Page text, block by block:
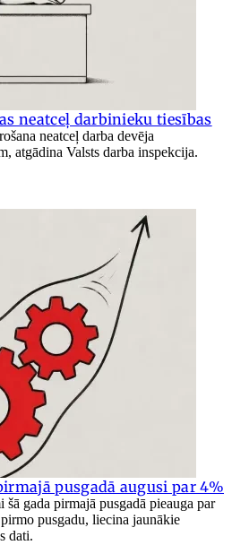
neatceļ darbinieku tiesības
neatceļ darba devēja
atgādina Valsts darba inspekcija.
pusgadā augusi par 4%
gada pirmajā pusgadā pieauga par
pusgadu, liecina jaunākie
dati.